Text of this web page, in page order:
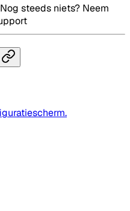
steeds niets? Neem